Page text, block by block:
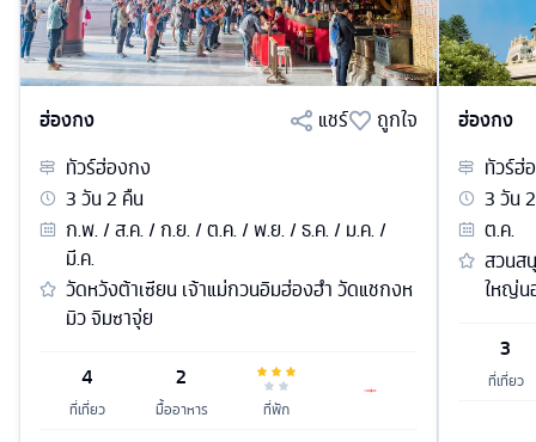
ฮ่องกง แชร์
ถูกใจ
ทัวร์ฮ่องกง
3วัน2 คืน
ก.พ. / ส.ค. / ก.ย. / ต.ค. / พ.ย. / ธ.ค. / ม.ค. /
มี.ค.
วัดหวังต้าเซียน เจ้าแม่กวนอิมฮ่องฮำ วัดแชกงห
มิว จิมซาจุ่ย
4
ที่เที่ยว
2
มื้ออาหาร ที่พัก
ฮ่องกง
ทัวร์ฮ่
3วัน2
ต.ค.
สวนส
ใหญ่น
3
ที่เที่ยว